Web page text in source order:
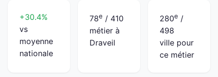
+30.4%
vs
moyenne
nationale
78e / 410
métier à
Draveil
280e /
498
ville pour
ce métier